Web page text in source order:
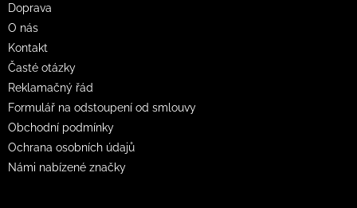
Doprava
O nás
Kontakt
Časté otázky
Reklamačný řád
Formulář na odstoupení od smlouvy
Obchodní podmínky
Ochrana osobních údajů
Námi nabízené značky